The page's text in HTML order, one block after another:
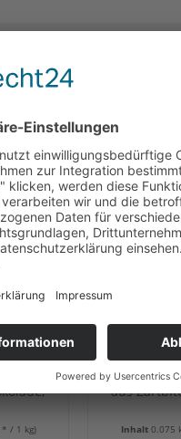
KUNDEN HABEN SICH
* / 1 kg)
aus
Inhalt 0.075